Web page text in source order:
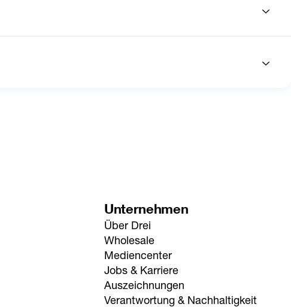
Unternehmen
Über Drei
Wholesale
Mediencenter
Jobs & Karriere
Auszeichnungen
Verantwortung & Nachhaltigkeit